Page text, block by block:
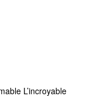
L’incroyable